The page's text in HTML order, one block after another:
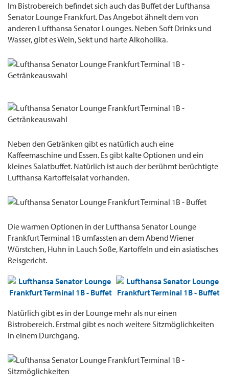
Im Bistrobereich befindet sich auch das Buffet der Lufthansa
Senator Lounge Frankfurt. Das Angebot ähnelt dem von
anderen Lufthansa Senator Lounges. Neben Soft Drinks und
Wasser, gibt es Wein, Sekt und harte Alkoholika.
Neben den Getränken gibt es natürlich auch eine
Kaffeemaschine und Essen. Es gibt kalte Optionen und ein
kleines Salatbuffet. Natürlich ist auch der berühmt berüchtigte
Lufthansa Kartoffelsalat vorhanden.
Die warmen Optionen in der Lufthansa Senator Lounge
Frankfurt Terminal 1B umfassten an dem Abend Wiener
Würstchen, Huhn in Lauch Soße, Kartoffeln und ein asiatisches
Reisgericht.
Natürlich gibt es in der Lounge mehr als nur einen
Bistrobereich. Erstmal gibt es noch weitere Sitzmöglichkeiten
in einem Durchgang.